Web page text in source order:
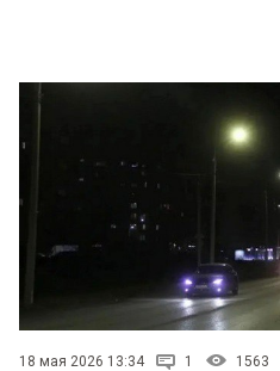
18 мая 2026 13:34 1 1563